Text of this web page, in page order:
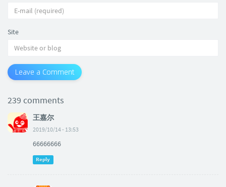
Site
Leave a Comment
239 comments
王嘉尔
2019/10/14 - 13:53
66666666
Reply